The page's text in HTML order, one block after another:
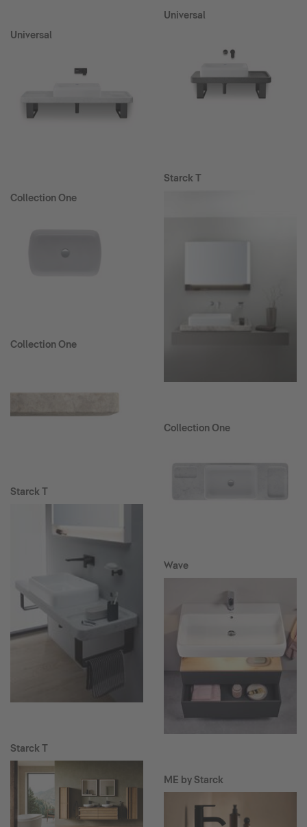
Universal
Collection One
Collection One
Starck T
Starck T
Universal
Starck T
Collection One
Wave
ME by Starck